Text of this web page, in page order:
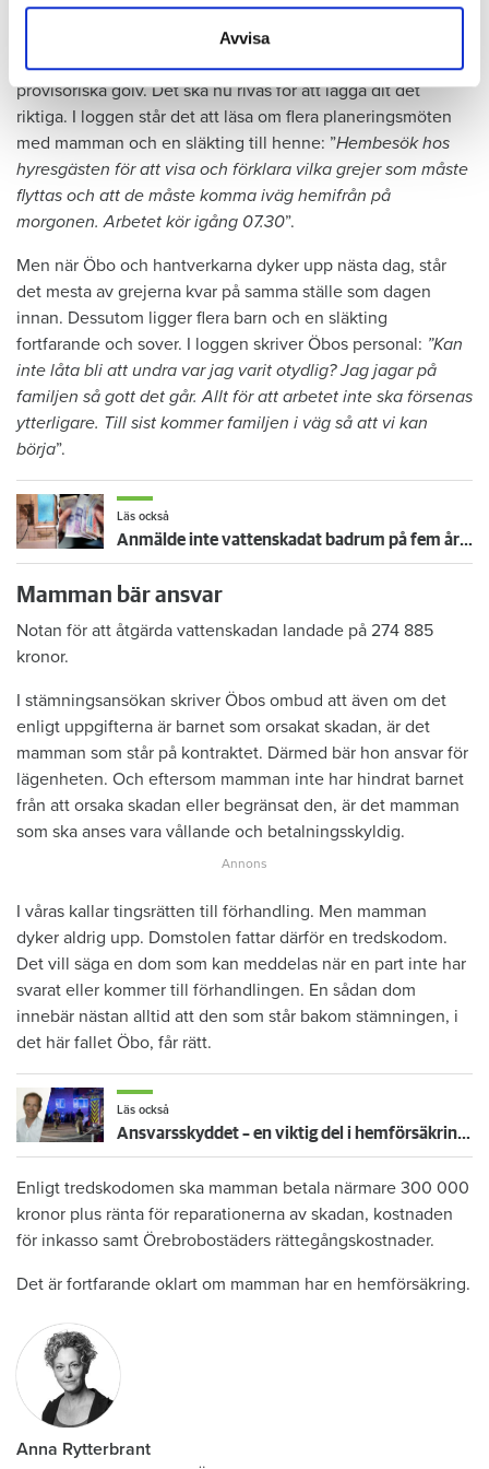
samlat in när du har använt deras tjänster.
Avvisa
Familjen bor kvar i lägenheten under renoveringen med
provisoriska golv. Det ska nu rivas för att lägga dit det
riktiga. I loggen står det att läsa om flera planeringsmöten
med mamman och en släkting till henne: ”Hembesök hos
hyresgästen för att visa och förklara vilka grejer som måste
flyttas och att de måste komma iväg hemifrån på
morgonen. Arbetet kör igång 07.30”.
Men när Öbo och hantverkarna dyker upp nästa dag, står
det mesta av grejerna kvar på samma ställe som dagen
innan. Dessutom ligger flera barn och en släkting
fortfarande och sover. I loggen skriver Öbos personal: ”Kan
inte låta bli att undra var jag varit otydlig? Jag jagar på
familjen så gott det går. Allt för att arbetet inte ska försenas
ytterligare. Till sist kommer familjen i väg så att vi kan
börja”.
Läs också
Anmälde inte vattenskadat badrum på fem år – krävs på 125 000 kronor
Mamman bär ansvar
Notan för att åtgärda vattenskadan landade på 274 885
kronor.
I stämningsansökan skriver Öbos ombud att även om det
enligt uppgifterna är barnet som orsakat skadan, är det
mamman som står på kontraktet. Därmed bär hon ansvar för
lägenheten. Och eftersom mamman inte har hindrat barnet
från att orsaka skadan eller begränsat den, är det mamman
som ska anses vara vållande och betalningsskyldig.
I våras kallar tingsrätten till förhandling. Men mamman
dyker aldrig upp. Domstolen fattar därför en tredskodom.
Det vill säga en dom som kan meddelas när en part inte har
svarat eller kommer till förhandlingen. En sådan dom
innebär nästan alltid att den som står bakom stämningen, i
det här fallet Öbo, får rätt.
Läs också
Ansvarsskyddet – en viktig del i hemförsäkringen
Enligt tredskodomen ska mamman betala närmare 300 000
kronor plus ränta för reparationerna av skadan, kostnaden
för inkasso samt Örebrobostäders rättegångskostnader.
Det är fortfarande oklart om mamman har en hemförsäkring.
Anna Rytterbrant